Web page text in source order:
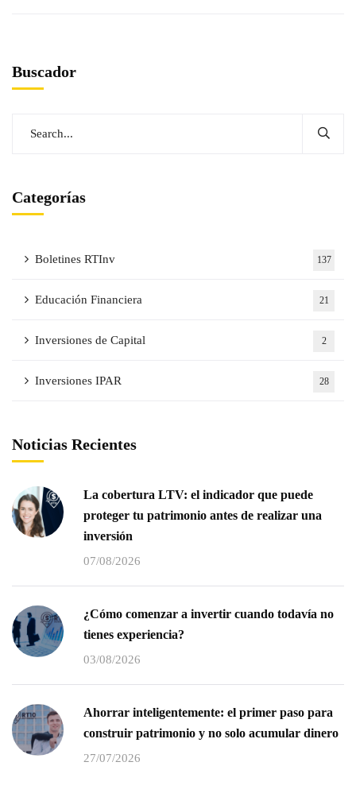
Buscador
Categorías
Boletines RTInv 137
Educación Financiera 21
Inversiones de Capital 2
Inversiones IPAR 28
Noticias Recientes
La cobertura LTV: el indicador que puede
proteger tu patrimonio antes de realizar una
inversión
07/08/2026
¿Cómo comenzar a invertir cuando todavía no
tienes experiencia?
03/08/2026
Ahorrar inteligentemente: el primer paso para
construir patrimonio y no solo acumular dinero
27/07/2026